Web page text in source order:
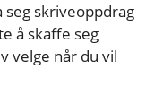
skriveoppdrag
å skaffe seg
velge når du vil